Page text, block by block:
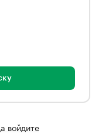
войдите